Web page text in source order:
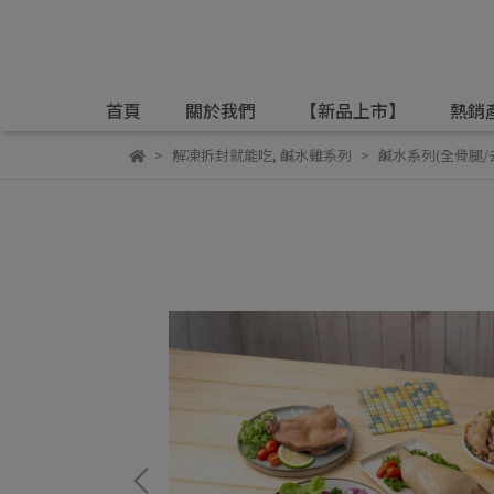
首頁 關於我們 【新品上市】 熱銷
解凍拆封就能吃, 鹹水雞系列 鹹水系列(全骨腿